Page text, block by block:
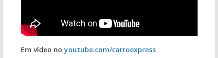
Em vídeo noyoutube.com/carroexpress